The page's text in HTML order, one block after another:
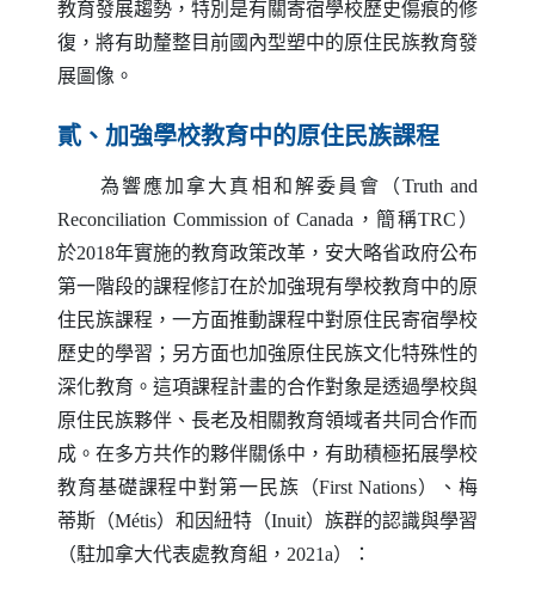
教育發展趨勢，特別是有關寄宿學校歷史傷痕的修
復，將有助釐整目前國內型塑中的原住民族教育發
展圖像。
貳、加強學校教育中的原住民族課程
為響應加拿大真相和解委員會（Truth and
Reconciliation Commission of Canada ，簡稱TRC ）
於2018年實施的教育政策改革，安大略省政府公布
第一階段的課程修訂在於加強現有學校教育中的原
住民族課程，一方面推動課程中對原住民寄宿學校
歷史的學習；另方面也加強原住民族文化特殊性的
深化教育。這項課程計畫的合作對象是透過學校與
原住民族夥伴、長老及相關教育領域者共同合作而
成。在多方共作的夥伴關係中，有助積極拓展學校
教育基礎課程中對第一民族（First Nations）、梅
蒂斯（Métis）和因紐特（Inuit）族群的認識與學習
（駐加拿大代表處教育組，2021a）：